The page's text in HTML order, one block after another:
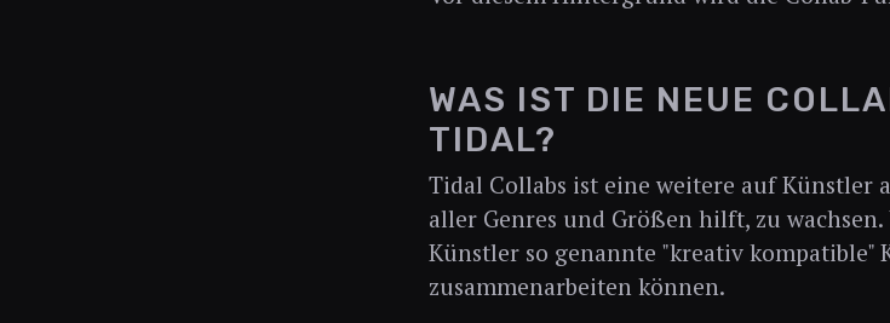
WAS IST DIE NEUE
TIDAL?
Tidal Collabs ist eine weitere auf
aller Genres und Größen hilft, zu
Künstler so genannte "kreativ kompatible"
zusammenarbeiten können.